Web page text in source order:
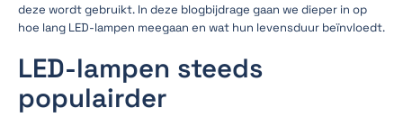
deze wordt gebruikt. In deze blogbijdrage gaan we dieper in op
hoe lang LED-lampen meegaan en wat hun levensduur beïnvloedt.
LED-lampen steeds
populairder